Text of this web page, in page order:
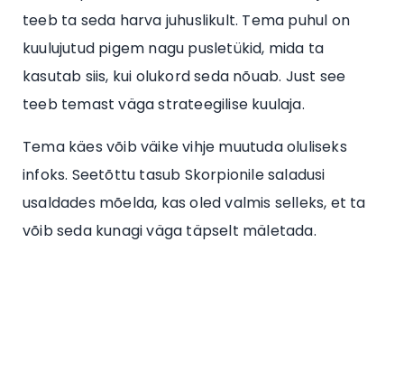
teeb ta seda harva juhuslikult. Tema puhul on
kuulujutud pigem nagu pusletükid, mida ta
kasutab siis, kui olukord seda nõuab. Just see
teeb temast väga strateegilise kuulaja.
Tema käes võib väike vihje muutuda oluliseks
infoks. Seetõttu tasub Skorpionile saladusi
usaldades mõelda, kas oled valmis selleks, et ta
võib seda kunagi väga täpselt mäletada.